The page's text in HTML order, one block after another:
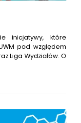
inicjatywy, które
pod względem
Liga Wydziałów. O